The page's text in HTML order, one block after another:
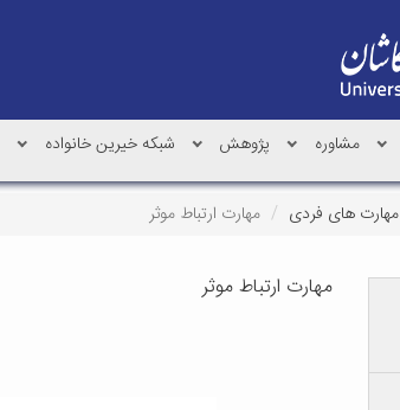
مشاوره پژوهش شبکه خیرین خانواده
مهارت های فردی مهارت ارتباط موثر
مهارت ارتباط موثر